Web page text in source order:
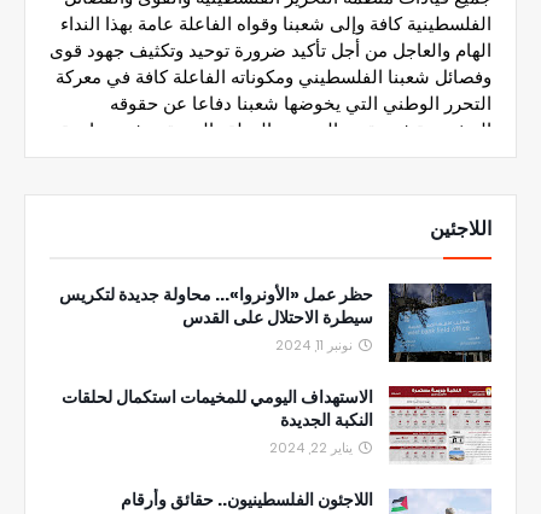
اللاجئين
حظر عمل «الأونروا»... محاولة جديدة لتكريس
سيطرة الاحتلال على القدس
نونبر 11, 2024
الاستهداف اليومي للمخيمات استكمال لحلقات
النكبة الجديدة
يناير 22, 2024
اللاجئون الفلسطينيون.. حقائق وأرقام